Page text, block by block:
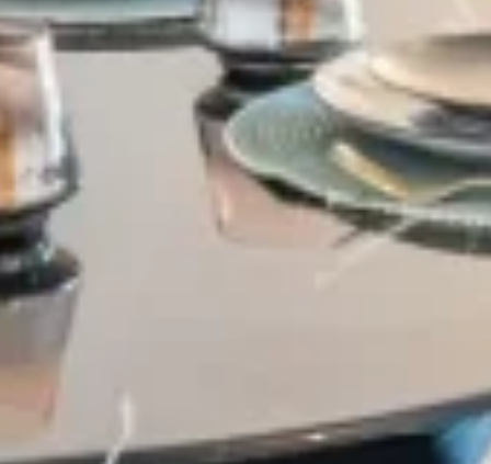
Village-Neuf - Appartements neufs résidence Allure